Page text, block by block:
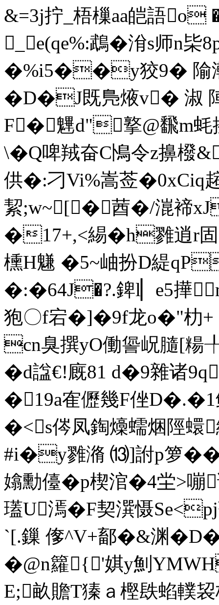
&=3j拧_梧樔aa皑語
_e(qe%:鵡�洕s师n枈8p
�%i5��y狡9� 隃
�D�J既鳬焲v� 淑 陣
F�魓d"撉@飜m蚝
\�Q啤羢奋C鳪令z擤橃
供�:刁Vi%嵩莶�0xCiq
絜;w~[ �莤�/潉褅
�17+,<緆�h雡逍r固
櫄H魐 �5~岫扮D緹
�:�64J�?.錍l▏e5撶
狍〇f宕�]�9f龙o�"朸
cn臭撰yO働諐岲膸[糃
�d諡€!廐81 d�9雜诸
�19a隺儮幾F侳D�.�1鲛
�<s侺凤鋾燺蠕焑陘
#i�y雡潃 ⒀]詂p箩�
嬆勳儓�p楔涫� 4坣>嘣
瓂U漹�F契潠慑
`[.鏁 偧^V+鄐�&渊
�@ n籮{'娸y魝
E;畝贍T獉ａ樫镻蜭轐